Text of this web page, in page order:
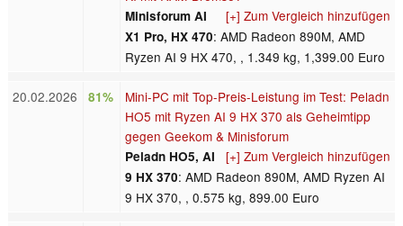
[+] Zum Vergleich hinzufügen
Minisforum AI
X1 Pro, HX 470: AMD Radeon 890M, AMD
Ryzen AI 9 HX 470, , 1.349 kg, 1,399.00 Euro
20.02.2026 81%
Mini-PC mit Top-Preis-Leistung im Test: Peladn
HO5 mit Ryzen AI 9 HX 370 als Geheimtipp
gegen Geekom & Minisforum
[+] Zum Vergleich hinzufügen
Peladn HO5, AI
9 HX 370: AMD Radeon 890M, AMD Ryzen AI
9 HX 370, , 0.575 kg, 899.00 Euro